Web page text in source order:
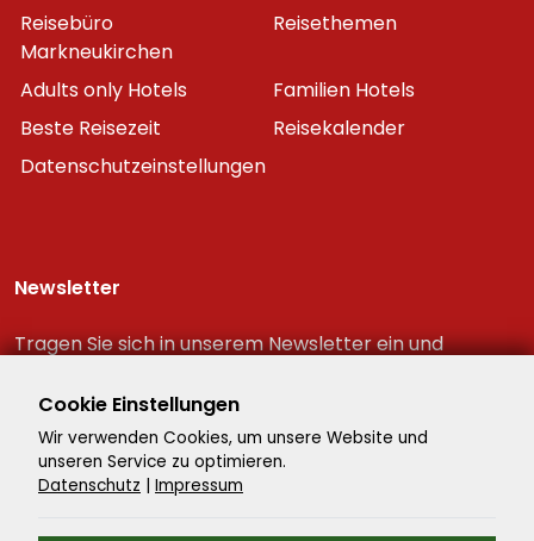
Reisebüro
Markneukirchen
Reisethemen
Adults only Hotels
Familien Hotels
Beste Reisezeit
Reisekalender
Datenschutzeinstellungen
Newsletter
Tragen Sie sich in unserem Newsletter ein und
Reiseschnäppchen!
Cookie Einstellungen
Wir verwenden Cookies, um unsere Website und
unseren Service zu optimieren.
Datenschutz | Impressum